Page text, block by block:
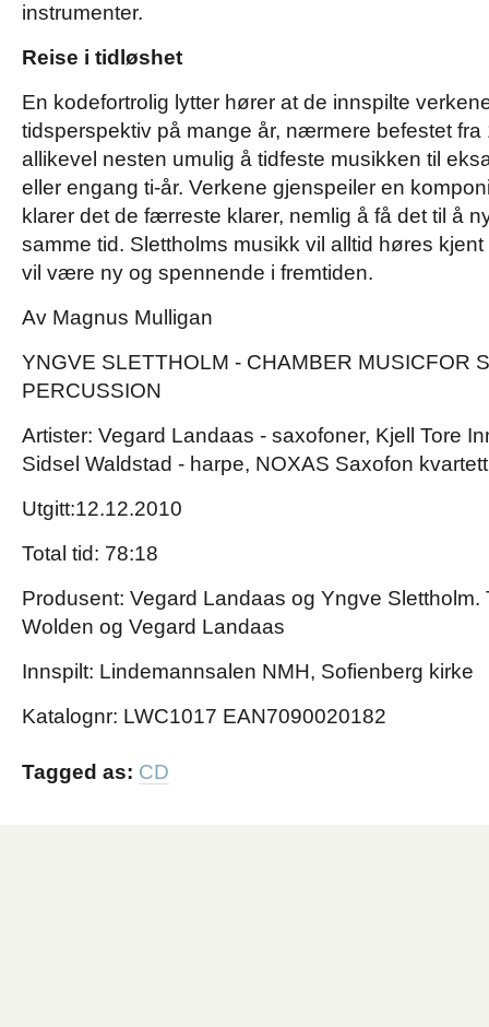
instrumenter.
Reise i tidløshet
En kodefortrolig lytter hører at de innspilte
tidsperspektiv på mange år, nærmere befestet fra
allikevel nesten umulig å tidfeste musikken til
eller engang ti-år. Verkene gjenspeiler en
klarer det de færreste klarer, nemlig å få det til å
samme tid. Slettholms musikk vil alltid høres
vil være ny og spennende i fremtiden.
Av Magnus Mulligan
YNGVE SLETTHOLM - CHAMBER MUSICFOR
PERCUSSION
Artister: Vegard Landaas - saxofoner, Kjell Tore
Sidsel Waldstad - harpe, NOXAS Saxofon
Utgitt:12.12.2010
Total tid: 78:18
Produsent: Vegard Landaas og Yngve Slettholm.
Wolden og Vegard Landaas
Innspilt: Lindemannsalen NMH, Sofienberg kirke
Katalognr: LWC1017 EAN7090020182
Tagged as: CD